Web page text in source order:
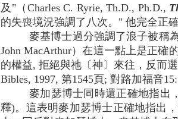
及"（Charles C. Ryrie, Th.D., Ph.D.,
的失喪境況強調了八次。" 他完全正確
麥基博士過分強調了浪子被稱
John MacArthur）在這一點上是正
的權益, 拒絕與祂〔神〕來往，反而
Bibles, 1997, 第1545頁; 對路加福音
麥加瑟博士同時還正確地指出
釋)。這表明麥加瑟博士正確地指出